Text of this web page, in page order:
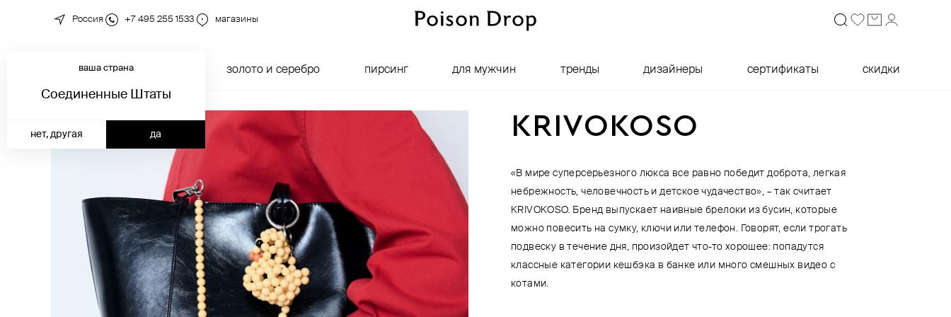
Россия +7 495 255 1533 магазины
новинки золото и серебро пирсинг для мужчин тренды дизайнеры сертификаты скидки
ваша страна
Соединенные Штаты
да
нет, другая KRIVOKOSO
«В мире суперсерьезного люкса все равно победит доброта, легкая
небрежность, человечность и детское чудачество», – так считает
KRIVOKOSO. Бренд выпускает наивные брелоки из бусин, которые
можно повесить на сумку, ключи или телефон. Говорят, если трогать
подвеску в течение дня, произойдет что-то хорошее: попадутся
классные категории кешбэка в банке или много смешных видео с
котами.